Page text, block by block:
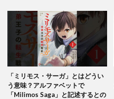
「ミリモス・サーガ」とはどうい
う意味？アルファベットで
「Milimos Saga」と記述するとの